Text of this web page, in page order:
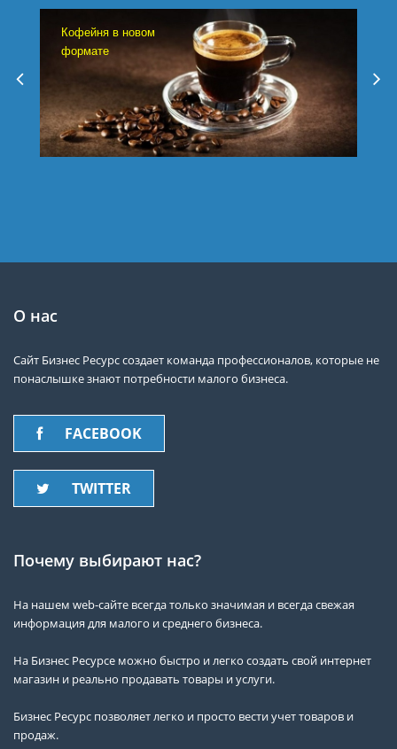
Кофейня в новом
формате
О нас
Сайт Бизнес Ресурс создает команда профессионалов, которые не
понаслышке знают потребности малого бизнеса.
FACEBOOK
TWITTER
Почему выбирают нас?
На нашем web-сайте всегда только значимая и всегда свежая
информация для малого и среднего бизнеса.
На Бизнес Ресурсе можно быстро и легко создать свой интернет
магазин и реально продавать товары и услуги.
Бизнес Ресурс позволяет легко и просто вести учет товаров и
продаж.